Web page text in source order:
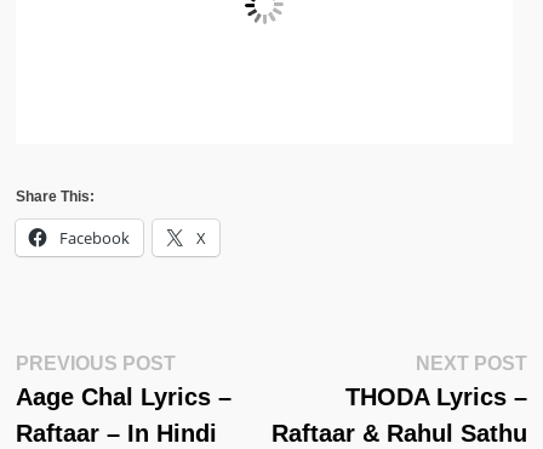
Share This:
Facebook X
Post
Navigation
PREVIOUS POSTPrevious
Post:
Aage Chal Lyrics –
Raftaar – In Hindi
NEXT POST
THODA Lyrics –
Raftaar & Rahul Sathu